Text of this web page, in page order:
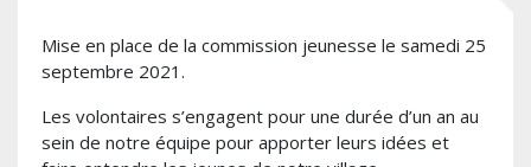
Mise en place de la commission jeunesse le samedi 25
septembre 2021.
Les volontaires s’engagent pour une durée d’un an au
sein de notre équipe pour apporter leurs idées et